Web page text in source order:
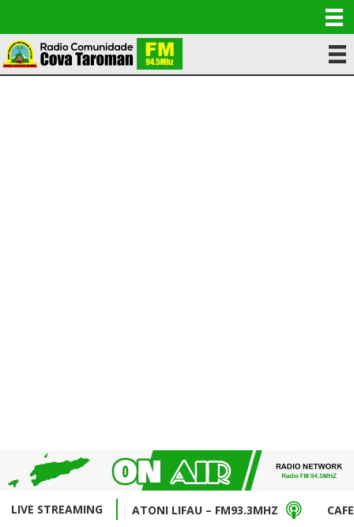
LIVE STREAMING ATONI LIFAU – FM93.3MHZ